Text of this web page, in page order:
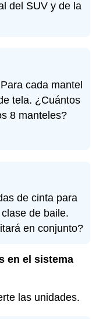
del SUV y de la
cada mantel
tela. ¿Cuántos
8 manteles?
de cinta para
de baile.
en conjunto?
en el sistema
las unidades.